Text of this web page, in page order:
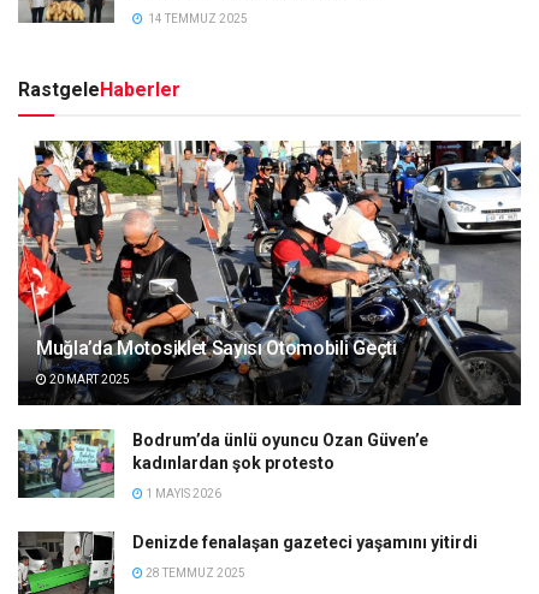
14 TEMMUZ 2025
Rastgele Haberler
Muğla’da Motosiklet Sayısı Otomobili Geçti
20 MART 2025
Bodrum’da ünlü oyuncu Ozan Güven’e
kadınlardan şok protesto
1 MAYIS 2026
Denizde fenalaşan gazeteci yaşamını yitirdi
28 TEMMUZ 2025